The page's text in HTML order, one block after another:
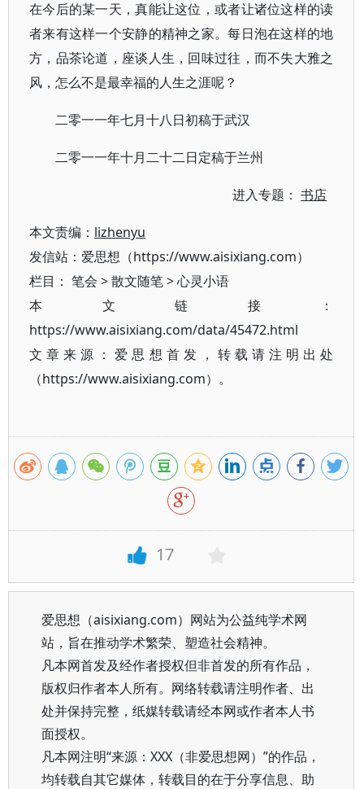
在今后的某一天，真能让这位，或者让诸位这样的读
者来有这样一个安静的精神之家。每日泡在这样的地
方，品茶论道，座谈人生，回味过往，而不失大雅之
风，怎么不是最幸福的人生之涯呢？
二零一一年七月十八日初稿于武汉
二零一一年十月二十二日定稿于兰州
进入专题：书店
本文责编： lizhenyu
发信站：爱思想（https://www.aisixiang.com）
栏目： 笔会 >散文随笔>心灵小语
本文链接：
https://www.aisixiang.com/data/45472.html
文章来源：爱思想首发，转载请注明出处
（https://www.aisixiang.com）。
17
爱思想（aisixiang.com）网站为公益纯学术网
站，旨在推动学术繁荣、塑造社会精神。
凡本网首发及经作者授权但非首发的所有作品，
版权归作者本人所有。网络转载请注明作者、出
处并保持完整，纸媒转载请经本网或作者本人书
面授权。
凡本网注明“来源：XXX（非爱思想网）”的作品，
均转载自其它媒体，转载目的在于分享信息、助